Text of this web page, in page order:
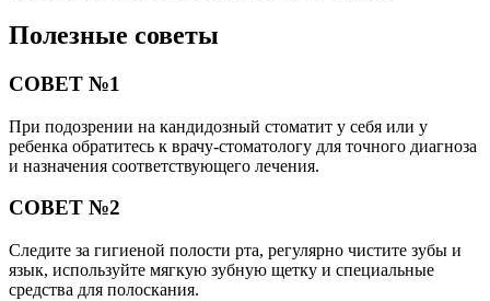
Полезные советы
СОВЕТ №1
При подозрении на кандидозный стоматит у себя или у
ребенка обратитесь к врачу-стоматологу для точного диагноза
и назначения соответствующего лечения.
СОВЕТ №2
Следите за гигиеной полости рта, регулярно чистите зубы и
язык, используйте мягкую зубную щетку и специальные
средства для полоскания.